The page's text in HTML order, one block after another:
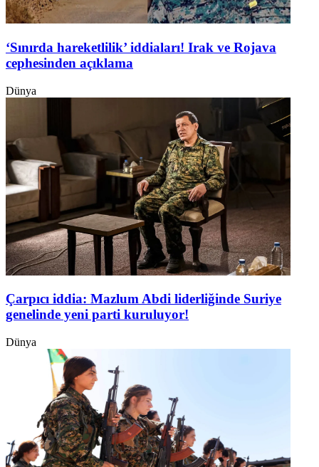
‘Sınırda hareketlilik’ iddiaları! Irak ve Rojava
cephesinden açıklama
Dünya
Çarpıcı iddia: Mazlum Abdi liderliğinde Suriye
genelinde yeni parti kuruluyor!
Dünya